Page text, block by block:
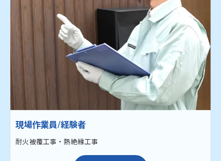
現場作業員/経験者
耐火被覆工事・熱絶縁工事